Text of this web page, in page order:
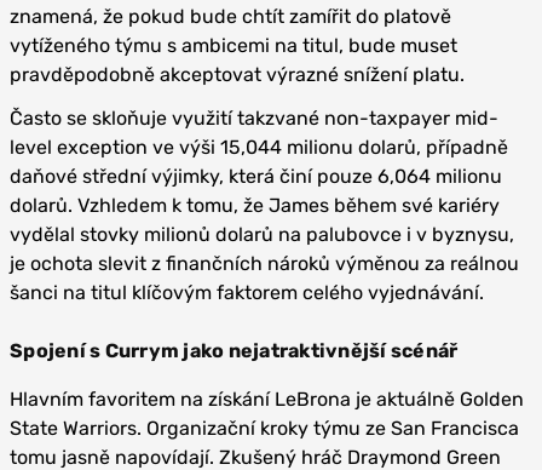
znamená, že pokud bude chtít zamířit do platově
vytíženého týmu s ambicemi na titul, bude muset
pravděpodobně akceptovat výrazné snížení platu.
Často se skloňuje využití takzvané non-taxpayer mid-
level exception ve výši 15,044 milionu dolarů, případně
daňové střední výjimky, která činí pouze 6,064 milionu
dolarů. Vzhledem k tomu, že James během své kariéry
vydělal stovky milionů dolarů na palubovce i v byznysu,
je ochota slevit z finančních nároků výměnou za reálnou
šanci na titul klíčovým faktorem celého vyjednávání.
Spojení s Currym jako nejatraktivnější scénář
Hlavním favoritem na získání LeBrona je aktuálně Golden
State Warriors. Organizační kroky týmu ze San Francisca
tomu jasně napovídají. Zkušený hráč Draymond Green